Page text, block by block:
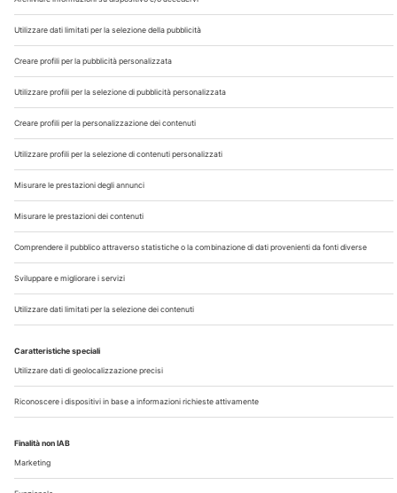
Chi Siamo
Contatti
Note Legali
Privacy
©2026 Edra S.p.a | www.edraspa.it | P.iva 08056040960
| Tel. 02/881841 | Sede legale: Viale Enrico Forlanini 21 -
Registrazione Tribunale di Milano n° 5578/2022 del